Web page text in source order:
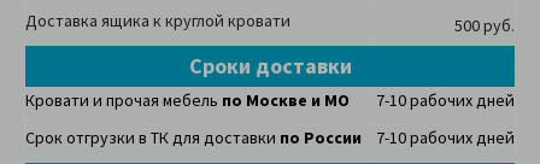
Доставка ящика к круглой кровати
500 руб.
Сроки доставки
Кровати и прочая мебель по Москве и МО
7-10 рабочих дней
Срок отгрузки в ТК для доставки по России 7-10 рабочих дней